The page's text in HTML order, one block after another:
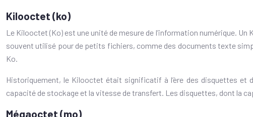
Kilooctet (ko)
Le Kilooctet (Ko) est une unité de mesure de l’information numérique.
souvent utilisé pour de petits fichiers, comme des documents texte
Ko.
Historiquement, le Kilooctet était significatif à l’ère des disquettes
capacité de stockage et la vitesse de transfert. Les disquettes, dont la
Mégaoctet (mo)